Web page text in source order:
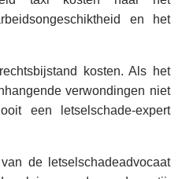
en het
kosten. Als het
verwondingen niet
een letselschade-expert
de letselschadeadvocaat